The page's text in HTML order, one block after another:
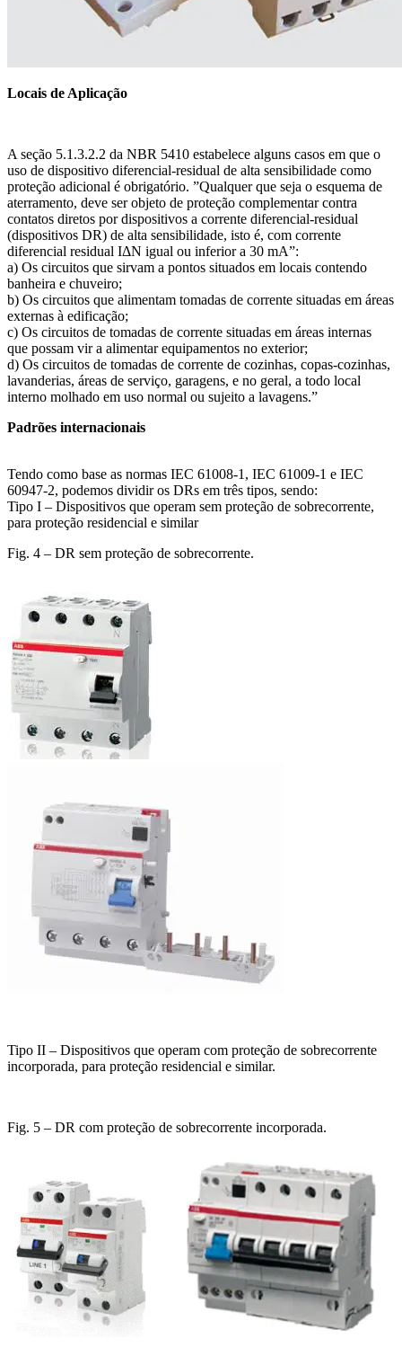
Locais de Aplicação
A seção 5.1.3.2.2 da NBR 5410 estabelece alguns casos em que o
uso de dispositivo diferencial-residual de alta sensibilidade como
proteção adicional é obrigatório. ”Qualquer que seja o esquema de
aterramento, deve ser objeto de proteção complementar contra
contatos diretos por dispositivos a corrente diferencial-residual
(dispositivos DR) de alta sensibilidade, isto é, com corrente
diferencial residual IΔN igual ou inferior a 30 mA”:
a) Os circuitos que sirvam a pontos situados em locais contendo
banheira e chuveiro;
b) Os circuitos que alimentam tomadas de corrente situadas em áreas
externas à edificação;
c) Os circuitos de tomadas de corrente situadas em áreas internas
que possam vir a alimentar equipamentos no exterior;
d) Os circuitos de tomadas de corrente de cozinhas, copas-cozinhas,
lavanderias, áreas de serviço, garagens, e no geral, a todo local
interno molhado em uso normal ou sujeito a lavagens.”
Padrões internacionais
Tendo como base as normas IEC 61008-1, IEC 61009-1 e IEC
60947-2, podemos dividir os DRs em três tipos, sendo:
Tipo I – Dispositivos que operam sem proteção de sobrecorrente,
para proteção residencial e similar
Fig. 4 – DR sem proteção de sobrecorrente.
Tipo II – Dispositivos que operam com proteção de sobrecorrente
incorporada, para proteção residencial e similar.
Fig. 5 – DR com proteção de sobrecorrente incorporada.